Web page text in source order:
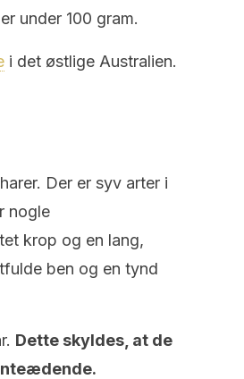
under 100 gram.
i det østlige Australien.
Der er syv arter i
nogle
krop og en lang,
ben og en tynd
Dette skyldes, at de